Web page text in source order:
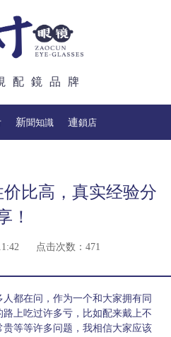
配鏡品牌
新聞知識 連鎖店
比高，真实经验分
！
11:42 点击次数：471
都在问，作为一个和大家拥有同
上吃过许多亏，比如配来戴上不
等等许多问题，我相信大家应该